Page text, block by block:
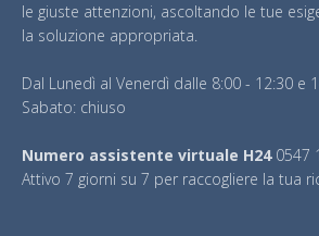
le giuste attenzioni, ascoltando le tue
la soluzione appropriata.
Dal Lunedì al Venerdì dalle 8:00 - 12:30 e
Sabato: chiuso
Numero assistente virtuale H240547
Attivo 7 giorni su 7 per raccogliere la tua